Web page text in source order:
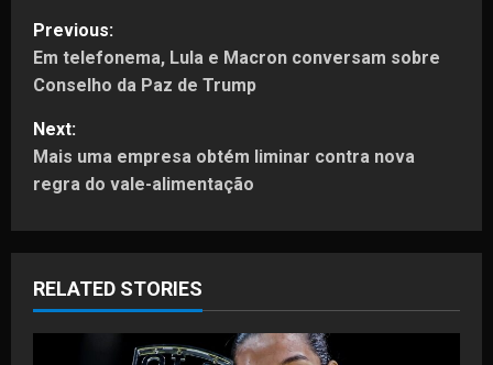
P
o
s
t
a
v
i
Previous:
Em telefonema, Lula e Macron conversam sobre
Conselho da Paz de Trump
Next:
Mais uma empresa obtém liminar contra nova
regra do vale-alimentação
RELATED STORIES